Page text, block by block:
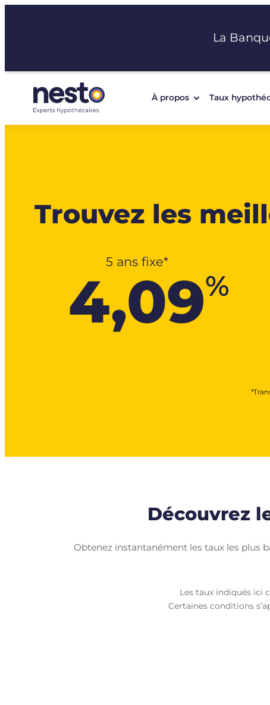
La
À propos Taux
Trouvez les
5 ans fixe*
4,09%
Découvrez
Obtenez instantanément les taux les plus
Les taux indiqués ici
Certaines conditions